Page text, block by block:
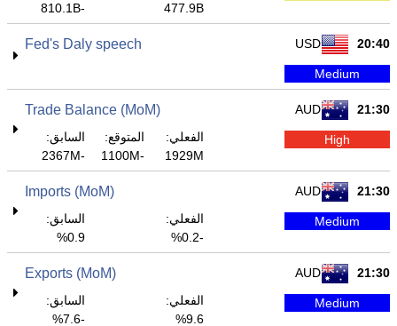
477.9B
-810.1B
20:40
USD
Fed's Daly speech
Medium
21:30
AUD
Trade Balance (MoM)
High
الفعلي:
1929M
المتوقع:
-1100M
السابق:
-2367M
21:30
AUD
Imports (MoM)
Medium
الفعلي:
-0.2%
السابق:
0.9%
21:30
AUD
Exports (MoM)
Medium
الفعلي:
9.6%
السابق:
-7.6%